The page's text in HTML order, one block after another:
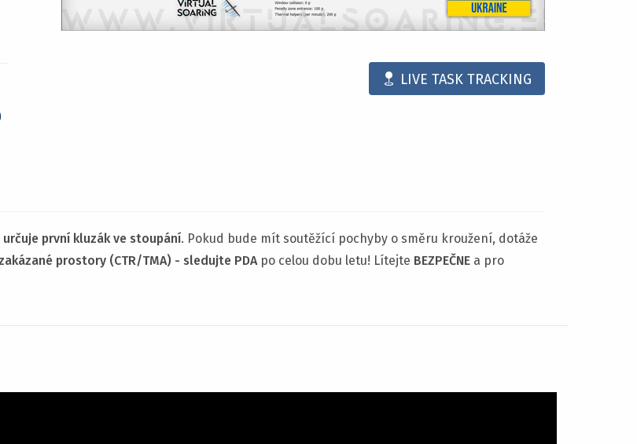
LIVE TASK TRACKING
určuje první kluzák ve stoupání. Pokud bude mít soutěžící pochyby o směru kroužení, dotáže
prostory (CTR/TMA) - sledujte PDApo celou dobu letu! Lítejte BEZPEČNE a pro